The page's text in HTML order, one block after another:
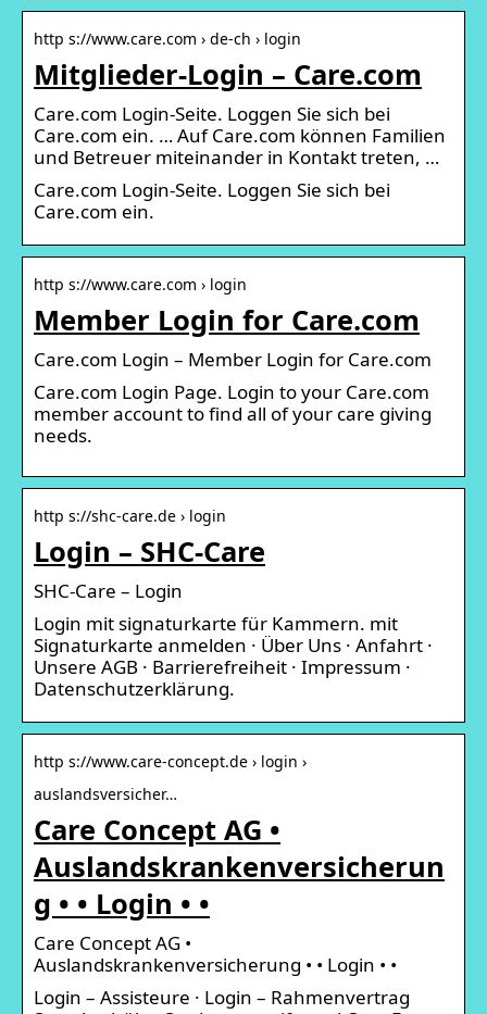
http s://www.care.com › de-ch › login
Mitglieder-Login – Care.com
Care.com Login-Seite. Loggen Sie sich bei
Care.com ein. … Auf Care.com können Familien
und Betreuer miteinander in Kontakt treten, …
Care.com Login-Seite. Loggen Sie sich bei
Care.com ein.
http s://www.care.com › login
Member Login for Care.com
Care.com Login – Member Login for Care.com
Care.com Login Page. Login to your Care.com
member account to find all of your care giving
needs.
http s://shc-care.de › login
Login – SHC-Care
SHC-Care – Login
Login mit signaturkarte für Kammern. mit
Signaturkarte anmelden · Über Uns · Anfahrt ·
Unsere AGB · Barrierefreiheit · Impressum ·
Datenschutzerklärung.
http s://www.care-concept.de › login ›
auslandsversicher…
Care Concept AG •
Auslandskrankenversicherun
g • • Login • •
Care Concept AG •
Auslandskrankenversicherung • • Login • •
Login – Assisteure · Login – Rahmenvertrag